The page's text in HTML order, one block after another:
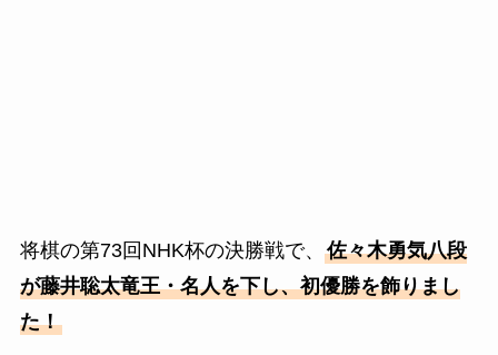
将棋の第73回NHK杯の決勝戦で、 佐々木勇気八段
が藤井聡太竜王・名人を下し、初優勝を飾りまし
た！